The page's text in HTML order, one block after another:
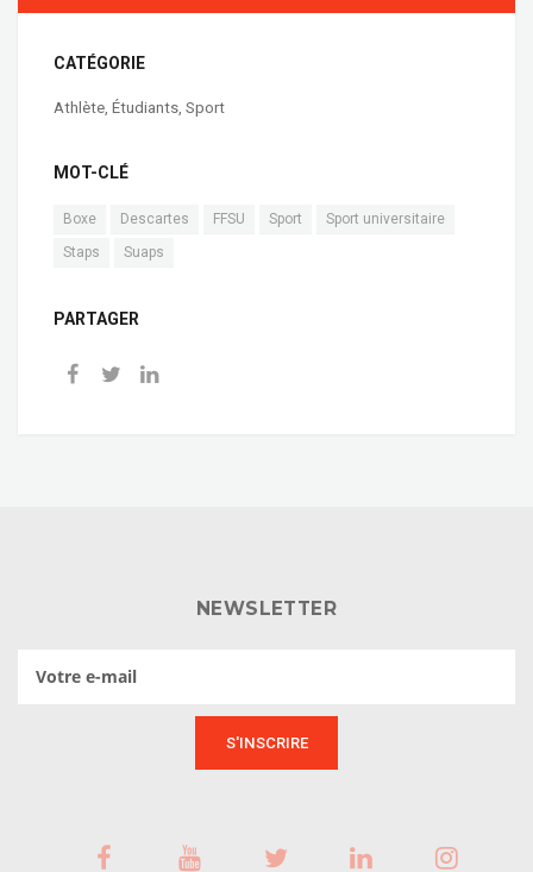
CATÉGORIE
Athlète, Étudiants, Sport
MOT-CLÉ
Boxe Descartes FFSU Sport
Sport universitaire
Staps
Suaps
PARTAGER
NEWSLETTER